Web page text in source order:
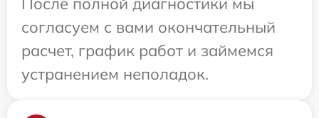
согласуем с вами окончательный
расчет, график работ и займемся
устранением неполадок.